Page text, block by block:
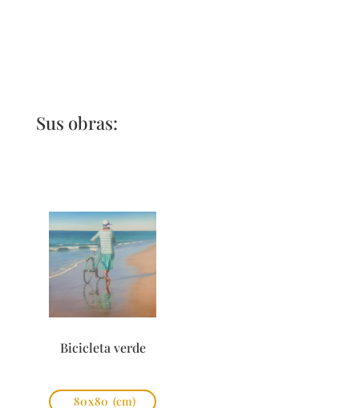
Sus obras:
Bicicleta verde
80x80 (cm)